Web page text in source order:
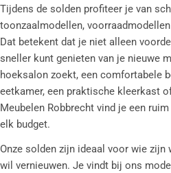
Tijdens de solden profiteer je van
toonzaalmodellen,
Dat betekent dat je niet alleen
sneller kunt genieten van je nieuwe
hoeksalon zoekt, een comfortabele
eetkamer, een praktische kleerkast
Meubelen Robbrecht vind je een
elk budget.
Onze solden zijn ideaal voor wie
wil vernieuwen. Je vindt bij ons